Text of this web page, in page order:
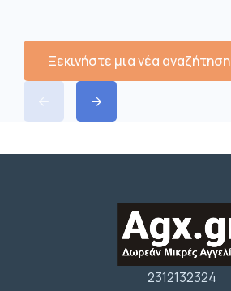
Ξεκινήστε μια νέα αναζήτηση
2312132324